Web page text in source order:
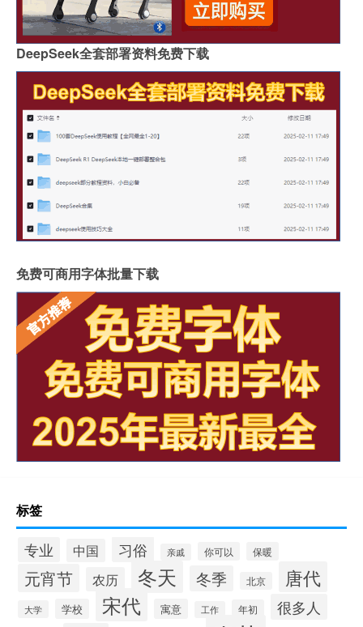
DeepSeek全套部署资料免费下载
免费可商用字体批量下载
标签
专业 中国 习俗 亲戚 你可以 保暖
元宵节 农历 冬天 冬季 北京 唐代
大学 学校 宋代 寓意 工作 年初 很多人